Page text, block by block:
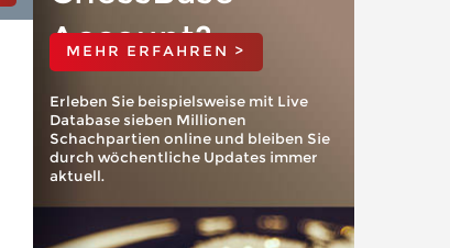
Account?
MEHR ERFAHREN >
Erleben Sie beispielsweise mit Live
Database sieben Millionen
Schachpartien online und bleiben Sie
durch wöchentliche Updates immer
aktuell.